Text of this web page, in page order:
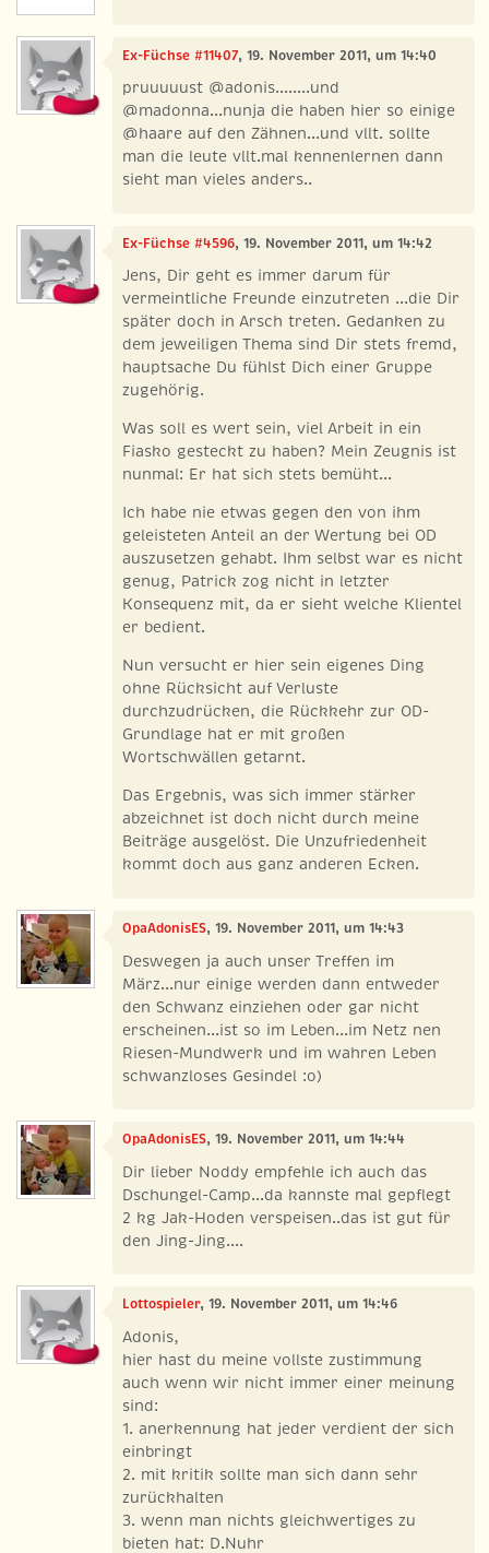
Ex-Füchse #11407, 19. November 2011, um 14:40
pruuuuust @adonis........und
@madonna...nunja die haben hier so einige
@haare auf den Zähnen...und vllt. sollte
man die leute vllt.mal kennenlernen dann
sieht man vieles anders..
Ex-Füchse #4596, 19. November 2011, um 14:42
Jens, Dir geht es immer darum für
vermeintliche Freunde einzutreten ...die Dir
später doch in Arsch treten. Gedanken zu
dem jeweiligen Thema sind Dir stets fremd,
hauptsache Du fühlst Dich einer Gruppe
zugehörig.
Was soll es wert sein, viel Arbeit in ein
Fiasko gesteckt zu haben? Mein Zeugnis ist
nunmal: Er hat sich stets bemüht...
Ich habe nie etwas gegen den von ihm
geleisteten Anteil an der Wertung bei OD
auszusetzen gehabt. Ihm selbst war es nicht
genug, Patrick zog nicht in letzter
Konsequenz mit, da er sieht welche Klientel
er bedient.
Nun versucht er hier sein eigenes Ding
ohne Rücksicht auf Verluste
durchzudrücken, die Rückkehr zur OD-
Grundlage hat er mit großen
Wortschwällen getarnt.
Das Ergebnis, was sich immer stärker
abzeichnet ist doch nicht durch meine
Beiträge ausgelöst. Die Unzufriedenheit
kommt doch aus ganz anderen Ecken.
OpaAdonisES, 19. November 2011, um 14:43
Deswegen ja auch unser Treffen im
März...nur einige werden dann entweder
den Schwanz einziehen oder gar nicht
erscheinen...ist so im Leben...im Netz nen
Riesen-Mundwerk und im wahren Leben
schwanzloses Gesindel :o)
OpaAdonisES, 19. November 2011, um 14:44
Dir lieber Noddy empfehle ich auch das
Dschungel-Camp...da kannste mal gepflegt
2 kg Jak-Hoden verspeisen..das ist gut für
den Jing-Jing....
Lottospieler, 19. November 2011, um 14:46
Adonis,
hier hast du meine vollste zustimmung
auch wenn wir nicht immer einer meinung
sind:
1. anerkennung hat jeder verdient der sich
einbringt
2. mit kritik sollte man sich dann sehr
zurückhalten
3. wenn man nichts gleichwertiges zu
bieten hat: D.Nuhr